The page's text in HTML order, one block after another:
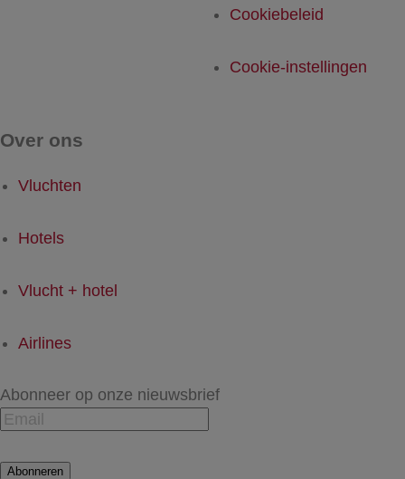
Cookiebeleid
Cookie-instellingen
Over ons
Vluchten
Hotels
Vlucht + hotel
Airlines
Abonneer op onze nieuwsbrief
Abonneren